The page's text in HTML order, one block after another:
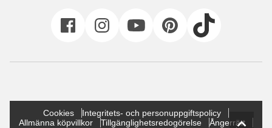
Cookies
Integritets- och personuppgiftspolicy
Allmänna köpvillkor
Tillgänglighetsredogörelse
Ångerrätt